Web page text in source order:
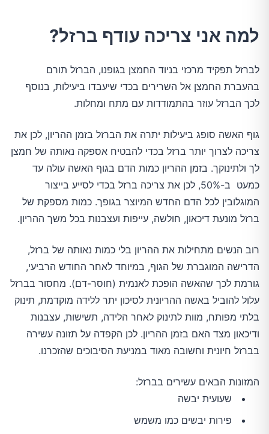
למה אני צריכה עודף ברזל?
לברזל תפקיד מרכזי בניוד החמצן בגופנו, הברזל תורם
בהעברת החמצן אל השרירים בכדי שיעבדו ביעילות, בנוסף
לכך הברזל עוזר בהתמודדות עם מתח ומחלות.
גוף האשה סופג ביעילות יתרה את הברזל בזמן ההריון, לכן את
צריכה לצרוך יותר ברזל בכדי להבטיח אספקה נאותה של חמצן
לך ולתינוקך. בזמן ההריון כמות הדם בגוף האשה עולה עד
כמעט ב-50%, לכן את צריכה ברזל בכדי לסייע בייצור
המוגלובין לכל הדם החדש המיוצר בגופך. כמות מספקת של
ברזל מונעת דיכאון, חולשה, עייפות ועצבנות בכל משך ההריון.
רוב הנשים מתחילות את ההריון בלי כמות נאותה של ברזל,
הדרישה המוגברת של הגוף, במיוחד לאחר החודש הרביעי,
גורמת לכך שהאשה הופכת לאנמית (חוסר-דם). מחסור בברזל
עלול להוביל באשה ההריונית לסיכון יתר ללידה מוקדמת, תינוק
בלתי מפותח, מוות לתינוק לאחר הלידה, תשישות, עצבנות
ודיכאון מצד האם בזמן ההריון. לכן הקפדה על תזונה עשירה
בברזל חיונית וחשובה מאוד במניעת הסיבוכים שהזכרנו.
המזונות הבאים עשירים בברזל:
שעועית יבשה
פירות יבשים כמו משמש